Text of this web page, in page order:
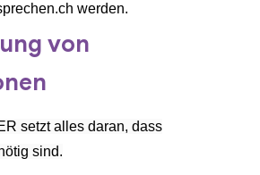
werden.
von
setzt alles daran, dass
sind.